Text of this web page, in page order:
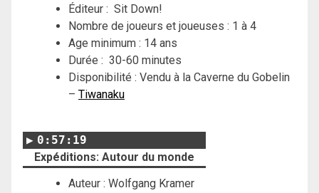
Éditeur : Sit Down!
Nombre de joueurs et joueuses : 1 à 4
Age minimum : 14 ans
Durée : 30-60 minutes
Disponibilité : Vendu à la Caverne du Gobelin
– Tiwanaku
0:57:19
Expéditions: Autour du monde
Auteur : Wolfgang Kramer